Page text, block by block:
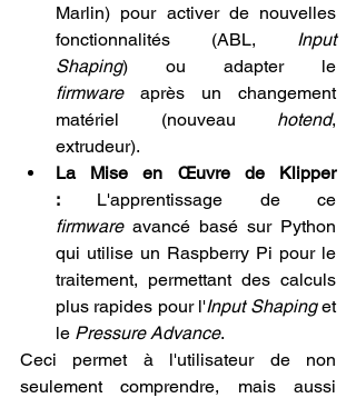
Marlin) pour activer de nouvelles
fonctionnalités (ABL, Input
Shaping
firmware après un changement
matériel (nouveau hotend,
extrudeur).
La Mise en Œuvre de Klipper
:
firmware avancé basé sur Python
qui utilise un Raspberry Pi pour le
traitement, permettant des calculs
plus rapides pour l'Input Shaping et
le Pressure Advance.
Ceci permet à l'utilisateur de non
seulement comprendre, mais aussi